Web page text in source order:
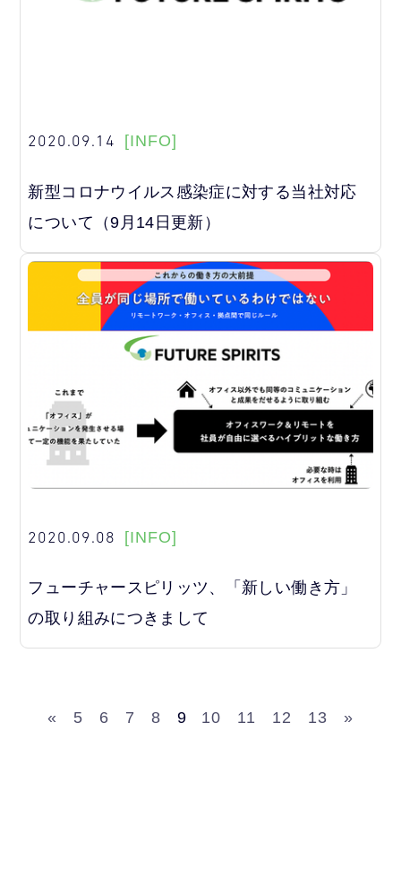
2020.09.14 [INFO]
新型コロナウイルス感染症に対する当社対応
について（9月14日更新）
2020.09.08 [INFO]
フューチャースピリッツ、「新しい働き方」
の取り組みにつきまして
« 5 6 7 8 9 10 11 12 13 »